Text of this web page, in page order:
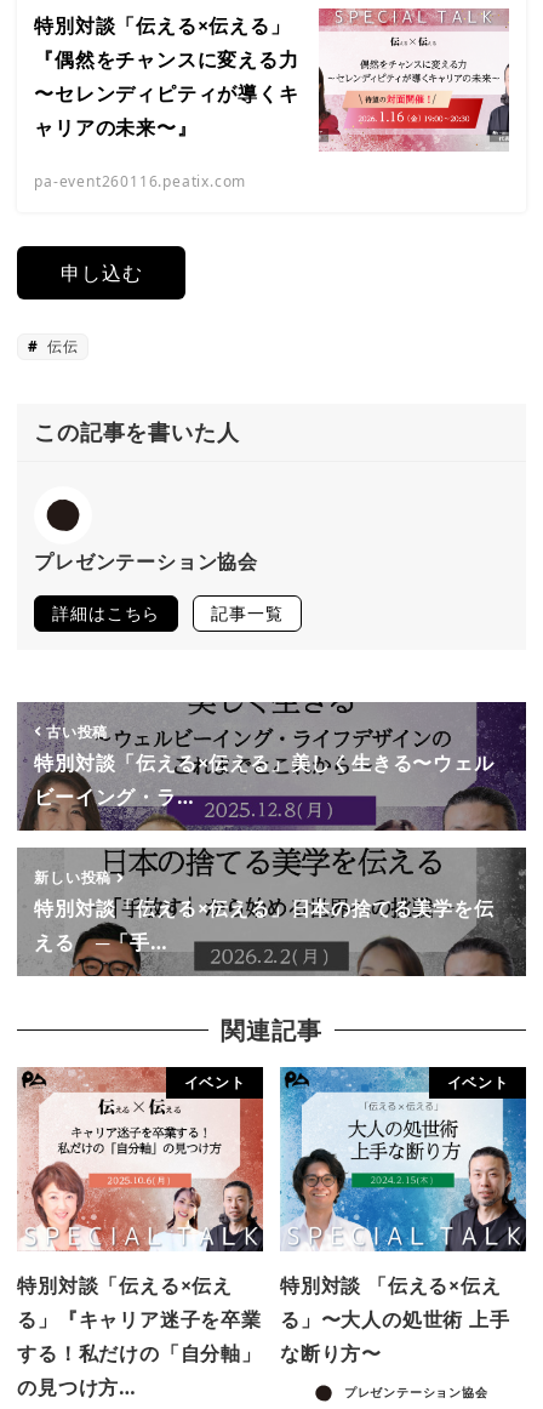
特別対談「伝える×伝える」
『偶然をチャンスに変える力
〜セレンディピティが導くキ
ャリアの未来〜』
pa-event260116.peatix.com
申し込む
伝伝
この記事を書いた人
プレゼンテーション協会
詳細はこちら 記事一覧
古い投稿
特別対談「伝える×伝える」美しく生きる〜ウェル
ビーイング・ラ…
新しい投稿
特別対談「伝える×伝える」日本の捨てる美学を伝
える ​─「手…
関連記事
イベント
特別対談「伝える×伝え
る」『キャリア迷子を卒業
する！私だけの「自分軸」
の見つけ方…
イベント
特別対談 「伝える×伝え
る」〜大人の処世術 上手
な断り方〜
プレゼンテーション協会